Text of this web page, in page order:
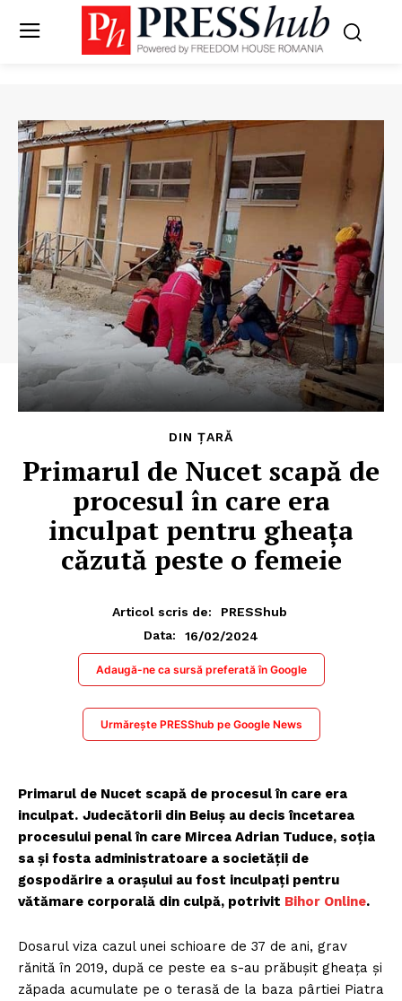
DIN ȚARĂ
Primarul de Nucet scapă de
procesul în care era
inculpat pentru gheața
căzută peste o femeie
Articol scris de:
PRESShub
Data:
16/02/2024
Adaugă-ne ca sursă preferată în Google
Urmărește PRESShub pe Google News
Primarul de Nucet scapă de procesul în care era
inculpat. Judecătorii din Beiuș au decis încetarea
procesului penal în care Mircea Adrian Tuduce, soția
sa și fosta administratoare a societății de
gospodărire a orașului au fost inculpați pentru
vătămare corporală din culpă, potrivit Bihor Online.
Dosarul viza cazul unei schioare de 37 de ani, grav
rănită în 2019, după ce peste ea s-au prăbușit gheața și
zăpada acumulate pe o terasă de la baza pârtiei Piatra